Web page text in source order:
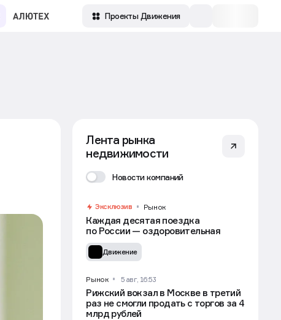
Проекты Движения
Лента рынка
недвижимости
Новости компаний
Эксклюзив Рынок
Каждая десятая поездка
по России — оздоровительная
Движение
Рынок 5 авг, 16:53
Рижский вокзал в Москве в третий
раз не смогли продать с торгов за 4
млрд рублей